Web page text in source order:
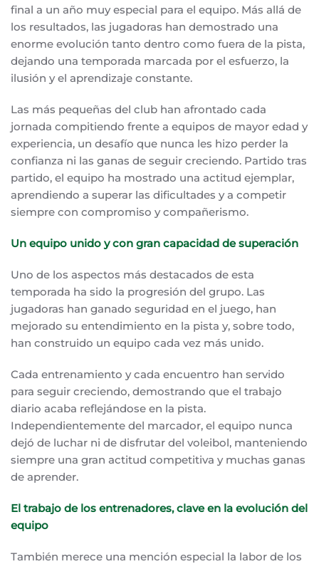
final a un año muy especial para el equipo. Más allá de
los resultados, las jugadoras han demostrado una
enorme evolución tanto dentro como fuera de la pista,
dejando una temporada marcada por el esfuerzo, la
ilusión y el aprendizaje constante.
Las más pequeñas del club han afrontado cada
jornada compitiendo frente a equipos de mayor edad y
experiencia, un desafío que nunca les hizo perder la
confianza ni las ganas de seguir creciendo. Partido tras
partido, el equipo ha mostrado una actitud ejemplar,
aprendiendo a superar las dificultades y a competir
siempre con compromiso y compañerismo.
Un equipo unido y con gran capacidad de superación
Uno de los aspectos más destacados de esta
temporada ha sido la progresión del grupo. Las
jugadoras han ganado seguridad en el juego, han
mejorado su entendimiento en la pista y, sobre todo,
han construido un equipo cada vez más unido.
Cada entrenamiento y cada encuentro han servido
para seguir creciendo, demostrando que el trabajo
diario acaba reflejándose en la pista.
Independientemente del marcador, el equipo nunca
dejó de luchar ni de disfrutar del voleibol, manteniendo
siempre una gran actitud competitiva y muchas ganas
de aprender.
El trabajo de los entrenadores, clave en la evolución del
equipo
También merece una mención especial la labor de los